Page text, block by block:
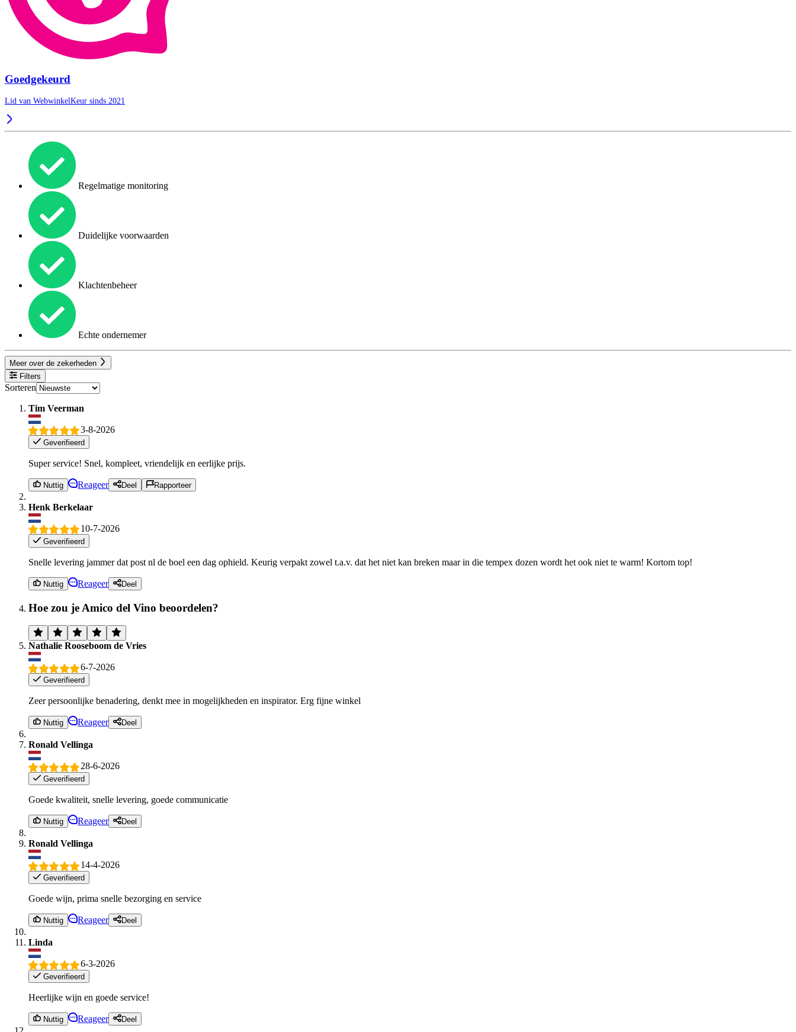
Goedgekeurd
Lid van WebwinkelKeur sinds 2021
Regelmatige monitoring
Duidelijke voorwaarden
Klachtenbeheer
Echte ondernemer
Meer over de zekerheden
Filters
Sorteren
Tim Veerman
3-8-2026
Geverifieerd
Super service! Snel, kompleet, vriendelijk en eerlijke prijs.
Nuttig Reageer Deel Rapporteer
Henk Berkelaar
10-7-2026
Geverifieerd
Snelle levering jammer dat post nl de boel een dag ophield. Keurig verpakt zowel t.a.v. dat het niet kan breken maar in die tempex dozen wordt het ook niet te warm! Kortom top!
Nuttig Reageer Deel
Hoe zou je Amico del Vino beoordelen?
Nathalie Rooseboom de Vries
6-7-2026
Geverifieerd
Zeer persoonlijke benadering, denkt mee in mogelijkheden en inspirator. Erg fijne winkel
Nuttig Reageer Deel
Ronald Vellinga
28-6-2026
Geverifieerd
Goede kwaliteit, snelle levering, goede communicatie
Nuttig Reageer Deel
Ronald Vellinga
14-4-2026
Geverifieerd
Goede wijn, prima snelle bezorging en service
Nuttig Reageer Deel
Linda
6-3-2026
Geverifieerd
Heerlijke wijn en goede service!
Nuttig Reageer Deel